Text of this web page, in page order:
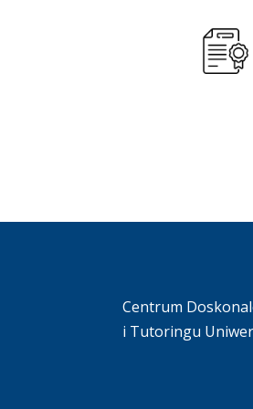
Centrum
i Tutoringu